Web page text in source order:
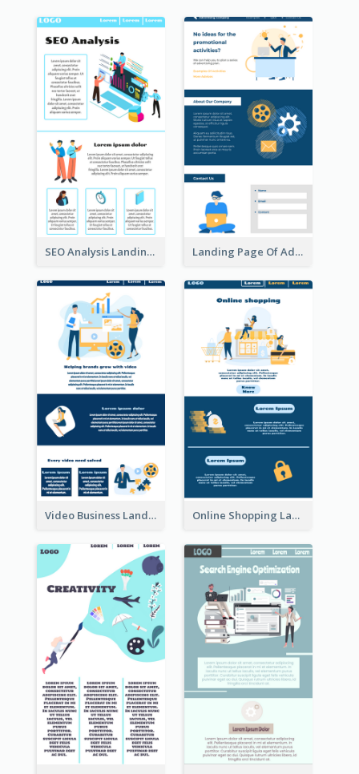
SEO Analysis Landing Page Landing Page Of Advertising Company
Video Business Landing Page Online Shopping Landing Page